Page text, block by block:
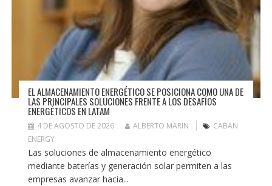
EL ALMACENAMIENTO ENERGÉTICO SE POSICIONA COMO UNA DE
LAS PRINCIPALES SOLUCIONES FRENTE A LOS DESAFÍOS
ENERGÉTICOS EN LATAM
4 DE AGOSTO DE 2026 ALBERTO MARIN
CABAN
ENERGY
Las soluciones de almacenamiento energético
mediante baterías y generación solar permiten a las
empresas avanzar hacia...